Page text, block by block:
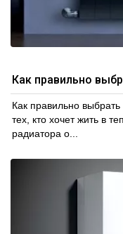
Как правильно
Как правильно
тех, кто хочет жить в
радиатора о...